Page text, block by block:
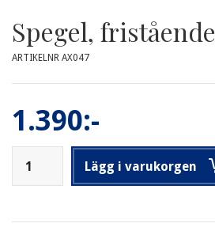
Spegel, fristående
ARTIKELNR AX047
1.390:-
Lägg i varukorgen